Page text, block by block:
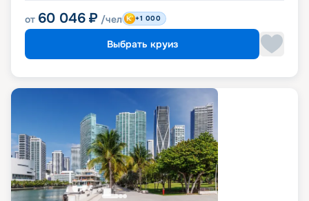
от 60 046 ₽ /чел +1 000
Выбрать круиз